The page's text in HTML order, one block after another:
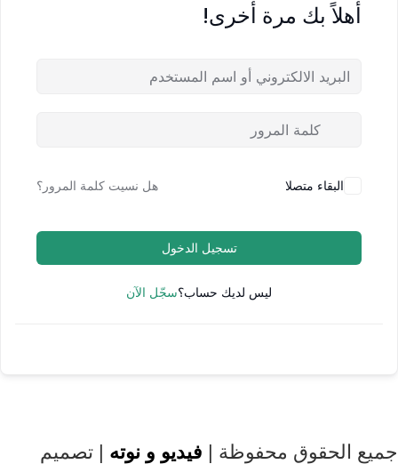
أهلاً بك مرة أخرى!
البقاء متصلا هل نسيت كلمة المرور؟
تسجيل الدخول
ليس لديك حساب؟سجّل الآن
جميع الحقوق محفوظة | فيديو و نوته | تصميم